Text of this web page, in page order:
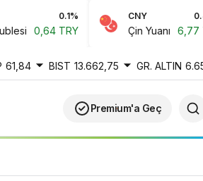
0.1%
0,64 TRY
CNY
Çin Yuanı 6,77
61,84 BIST 13.662,75 GR. ALTIN
Premium'a Geç